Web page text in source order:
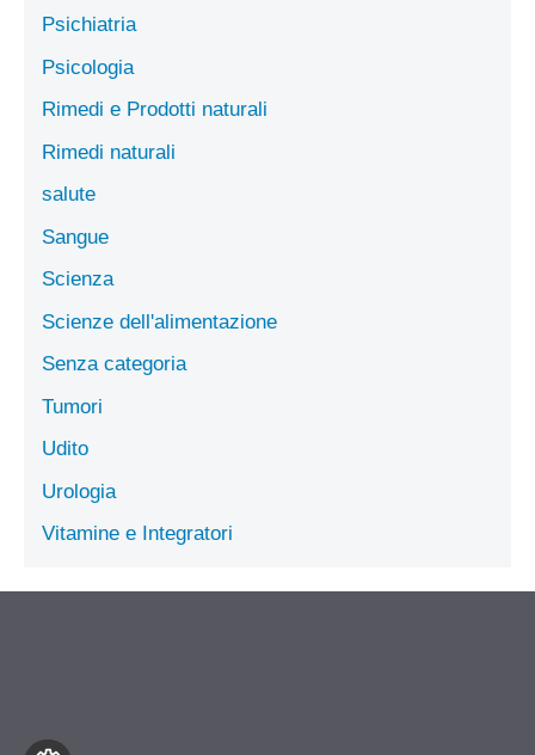
Psichiatria
Psicologia
Rimedi e Prodotti naturali
Rimedi naturali
salute
Sangue
Scienza
Scienze dell'alimentazione
Senza categoria
Tumori
Udito
Urologia
Vitamine e Integratori